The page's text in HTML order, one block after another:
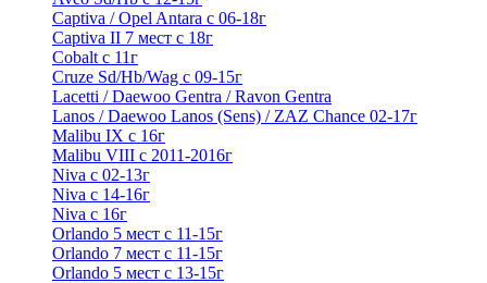
Captiva / Opel Antara с 06-18г
Captiva II 7 мест с 18г
Cobalt с 11г
Cruze Sd/Hb/Wag c 09-15г
Lacetti / Daewoo Gentra / Ravon Gentra
Lanos / Daewoo Lanos (Sens) / ZAZ Chance 02-17г
Malibu IX с 16г
Malibu VIII с 2011-2016г
Niva с 02-13г
Niva с 14-16г
Niva с 16г
Orlando 5 мест с 11-15г
Orlando 7 мест с 11-15г
Orlando 5 мест с 13-15г